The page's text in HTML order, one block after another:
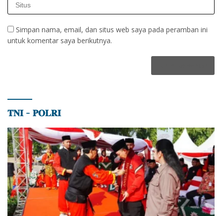
Simpan nama, email, dan situs web saya pada peramban ini
untuk komentar saya berikutnya.
𝐓𝐍𝐈 – 𝐏𝐎𝐋𝐑𝐈